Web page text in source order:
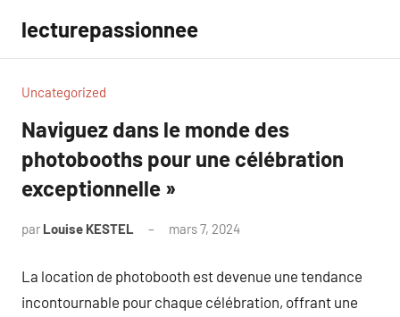
contenu
lecturepassionnee
Uncategorized
Naviguez dans le monde des
photobooths pour une célébration
exceptionnelle »
par Louise KESTEL mars 7, 2024
La location de photobooth est devenue une tendance
incontournable pour chaque célébration, offrant une